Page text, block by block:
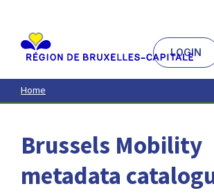
contenu
principal
LOGIN
Home
Brussels Mobility
metadata